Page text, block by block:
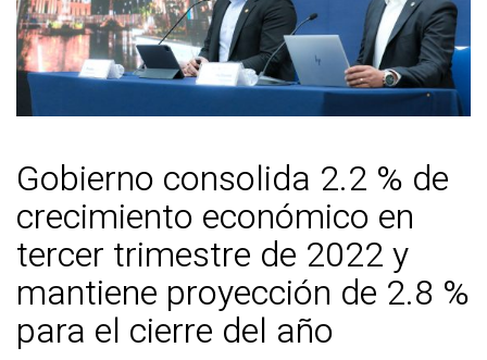
Gobierno consolida 2.2 % de
crecimiento económico en
tercer trimestre de 2022 y
mantiene proyección de 2.8 %
para el cierre del año